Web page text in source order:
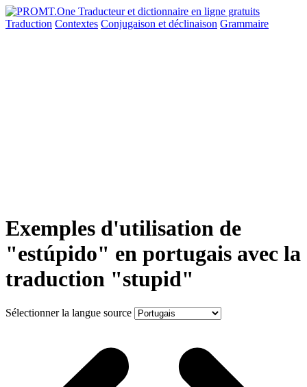
Traduction Contextes Conjugaison et déclinaison Grammaire
Exemples d'utilisation de
"estúpido" en portugais avec la
traduction "stupid"
Sélectionner la langue source